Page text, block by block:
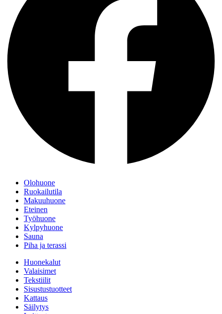
Olohuone
Ruokailutila
Makuuhuone
Eteinen
Työhuone
Kylpyhuone
Sauna
Piha ja terassi
Huonekalut
Valaisimet
Tekstiilit
Sisustustuotteet
Kattaus
Säilytys